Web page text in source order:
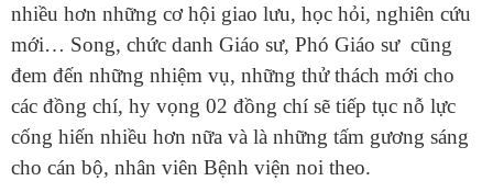
nhiều hơn những cơ hội giao lưu, học hỏi, nghiên cứu
mới… Song, chức danh Giáo sư, Phó Giáo sư cũng
đem đến những nhiệm vụ, những thử thách mới cho
các đồng chí, hy vọng 02 đồng chí sẽ tiếp tục nỗ lực
cống hiến nhiều hơn nữa và là những tấm gương sáng
cho cán bộ, nhân viên Bệnh viện noi theo.